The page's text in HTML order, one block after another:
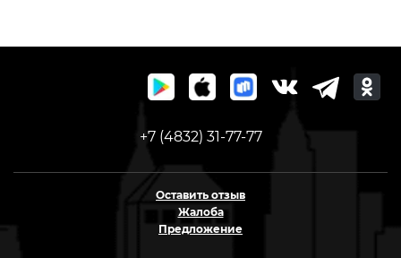
+7 (4832) 31-77-77
Оставить отзыв
Жалоба
Предложение